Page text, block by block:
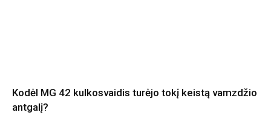
Kodėl MG 42 kulkosvaidis turėjo tokį keistą vamzdžio
antgalį?